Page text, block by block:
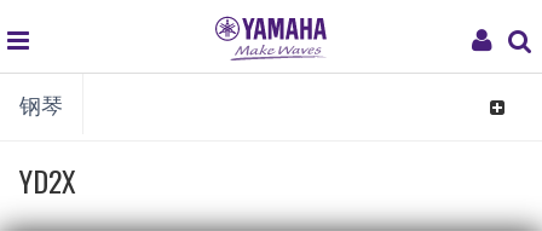
My
global
navigation
钢琴
Toggle
YD2X